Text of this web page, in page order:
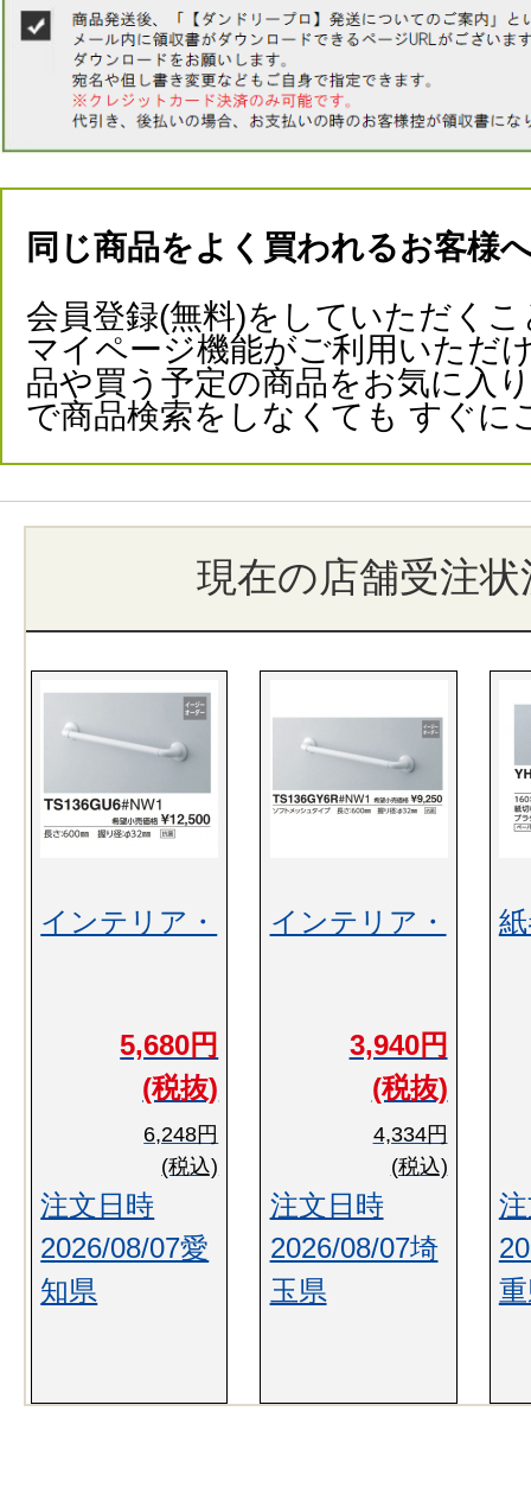
同じ商品をよく買われるお客様
会員登録(無料)をしていただくこ
マイページ機能がご利用いただ
品や買う予定の商品をお気に入
で商品検索をしなくても すぐに
現在の店舗受注状
インテリア・
5,680円
(税抜)
6,248円
(税込)
注文日時
2026/08/07愛
知県
インテリア・
3,940円
(税抜)
4,334円
(税込)
注文日時
2026/08/07埼
玉県